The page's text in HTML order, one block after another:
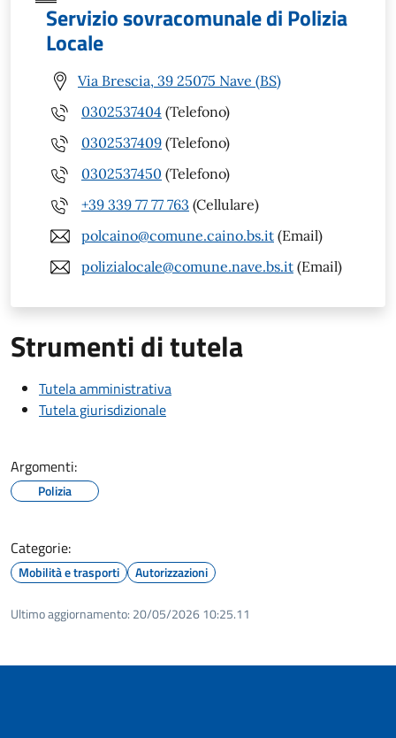
Servizio sovracomunale di Polizia
Locale
Via Brescia, 39 25075 Nave (BS)
0302537404 (Telefono)
0302537409 (Telefono)
0302537450 (Telefono)
+39 339 77 77 763 (Cellulare)
polcaino@comune.caino.bs.it (Email)
polizialocale@comune.nave.bs.it (Email)
Strumenti di tutela
Tutela amministrativa
Tutela giurisdizionale
Argomenti:
Polizia
Categorie:
Mobilità e trasporti Autorizzazioni
Ultimo aggiornamento: 20/05/2026 10:25.11